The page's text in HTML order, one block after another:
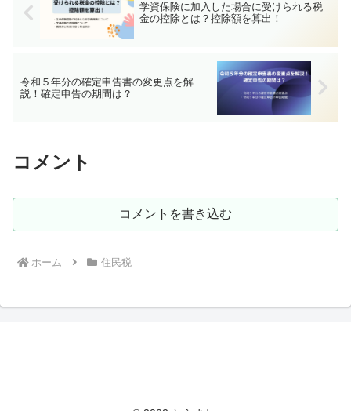
学資保険に加入した場合に受けられる税
金の控除とは？控除額を算出！
令和５年分の確定申告書の変更点を解
説！確定申告の期間は？
コメント
コメントを書き込む
ホーム 住民税